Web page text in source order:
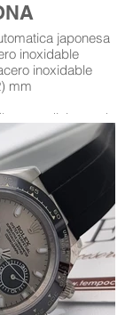
japonesa
inoxidable
inoxidable
mm
condiciones de
bogota
bogota
en bogota
master en
ii en ceramic
en colombia
colombia
aaa